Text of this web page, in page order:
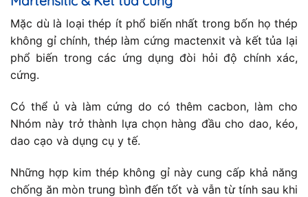
Mặc dù là loại thép ít phổ biến nhất trong bốn họ thép
không gỉ chính, thép làm cứng mactenxit và kết tủa lại
phổ biến trong các ứng dụng đòi hỏi độ chính xác,
cứng.
Có thể ủ và làm cứng do có thêm cacbon, làm cho
Nhóm này trở thành lựa chọn hàng đầu cho dao, kéo,
dao cạo và dụng cụ y tế.
Những hợp kim thép không gỉ này cung cấp khả năng
chống ăn mòn trung bình đến tốt và vẫn từ tính sau khi